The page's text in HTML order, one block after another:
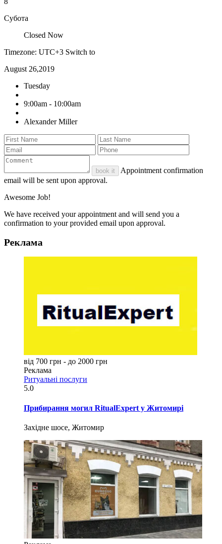
Субота
Closed Now
Timezone: UTC+3 Switch to
August 26,2019
Tuesday
9:00am - 10:00am
Alexander Miller
book it
Appointment confirmation
email will be sent upon approval.
Awesome Job!
We have received your appointment and will send you a
confirmation to your provided email upon approval.
Реклама
від 700 грн - до 2000 грн
Реклама
Ритуальні послуги
5.0
Прибирання могил RitualExpert у Житомирі
Західне шосе, Житомир